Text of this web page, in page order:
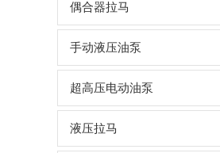
偶合器拉马
手动液压油泵
超高压电动油泵
液压拉马